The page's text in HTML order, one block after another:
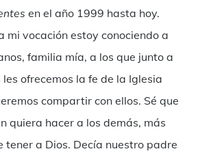
en el año 1999 hasta hoy.
mi vocación estoy conociendo a
familia mía, a los que junto a
ofrecemos la fe de la Iglesia
compartir con ellos. Sé que
quiera hacer a los demás, más
tener a Dios. Decía nuestro padre